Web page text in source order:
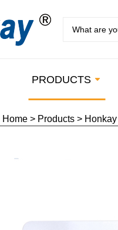
PRODUCTS
Home> Products>